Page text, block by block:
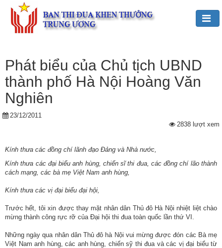
Bác
Hồ
với
TĐKT
Giới
động
Ban
Trung
ương
Hướng
Phát biểu của Chủ tịch UBND
thành phố Hà Nội Hoàng Văn
Nghiên
23/12/2011
2838 lượt xem
Kính thưa các đồng chí lãnh đạo Đảng và Nhà nước,
Kính thưa các đại biểu anh hùng, chiến sĩ thi đua, các đồng chí lão thành
cách mạng, các bà mẹ Việt Nam anh hùng,
Kính thưa các vị đại biểu đại hội,
Trước hết, tôi xin được thay mặt nhân dân Thủ đô Hà Nội nhiệt liệt chào
mừng thành công rực rỡ của Đại hội thi đua toàn quốc lần thứ VI.
Những ngày qua nhân dân Thủ đô hà Nội vui mừng được đón các Bà mẹ
Việt Nam anh hùng, các anh hùng, chiến sỹ thi đua và các vị đại biểu từ